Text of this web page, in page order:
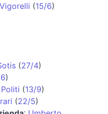
(15/6)
(27/4)
)
(13/9)
(22/5)